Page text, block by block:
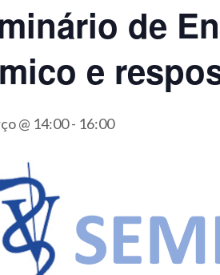
de
e
@ 14:00- 16:00